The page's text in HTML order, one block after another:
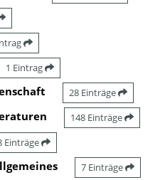
1 Eintrag
28 Einträge
148 Einträge
Einträge
7 Einträge